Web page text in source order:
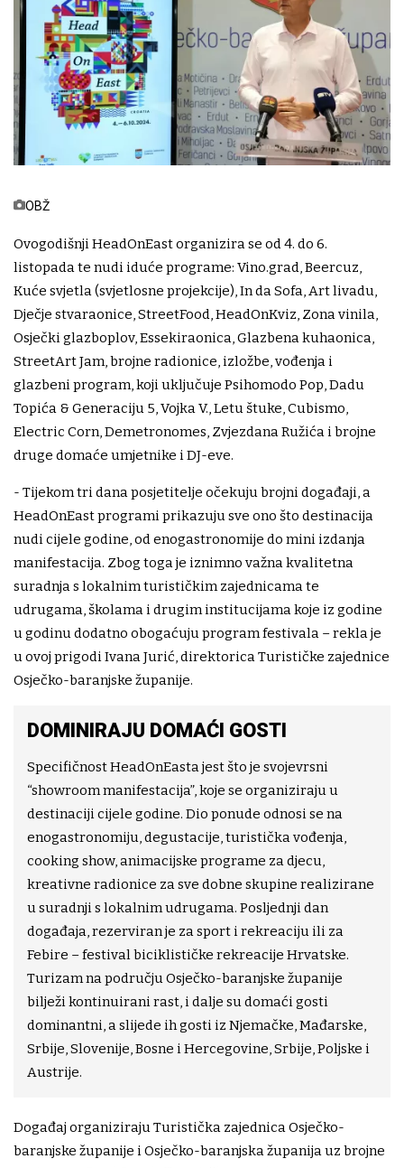
OBŽ
Ovogodišnji HeadOnEast organizira se od 4. do 6.
listopada te nudi iduće programe: Vino.grad, Beercuz,
Kuće svjetla (svjetlosne projekcije), In da Sofa, Art livadu,
Dječje stvaraonice, StreetFood, HeadOnKviz, Zona vinila,
Osječki glazboplov, Essekiraonica, Glazbena kuhaonica,
StreetArt Jam, brojne radionice, izložbe, vođenja i
glazbeni program, koji uključuje Psihomodo Pop, Dadu
Topića & Generaciju 5, Vojka V., Letu štuke, Cubismo,
Electric Corn, Demetronomes, Zvjezdana Ružića i brojne
druge domaće umjetnike i DJ-eve.
- Tijekom tri dana posjetitelje očekuju brojni događaji, a
HeadOnEast programi prikazuju sve ono što destinacija
nudi cijele godine, od enogastronomije do mini izdanja
manifestacija. Zbog toga je iznimno važna kvalitetna
suradnja s lokalnim turističkim zajednicama te
udrugama, školama i drugim institucijama koje iz godine
u godinu dodatno obogaćuju program festivala – rekla je
u ovoj prigodi Ivana Jurić, direktorica Turističke zajednice
Osječko-baranjske županije.
DOMINIRAJU DOMAĆI GOSTI
Specifičnost HeadOnEasta jest što je svojevrsni
“showroom manifestacija”, koje se organiziraju u
destinaciji cijele godine. Dio ponude odnosi se na
enogastronomiju, degustacije, turistička vođenja,
cooking show, animacijske programe za djecu,
kreativne radionice za sve dobne skupine realizirane
u suradnji s lokalnim udrugama. Posljednji dan
događaja, rezerviran je za sport i rekreaciju ili za
Febire – festival biciklističke rekreacije Hrvatske.
Turizam na području Osječko-baranjske županije
bilježi kontinuirani rast, i dalje su domaći gosti
dominantni, a slijede ih gosti iz Njemačke, Mađarske,
Srbije, Slovenije, Bosne i Hercegovine, Srbije, Poljske i
Austrije.
Događaj organiziraju Turistička zajednica Osječko-
baranjske županije i Osječko-baranjska županija uz brojne